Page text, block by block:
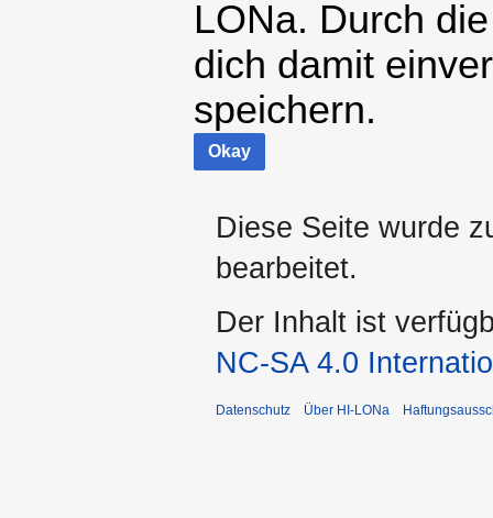
LONa. Durch
dich damit
speichern.
Okay
Diese Seite wurde
bearbeitet.
Der Inhalt ist
NC-SA 4.0
Datenschutz Über HI-LONa